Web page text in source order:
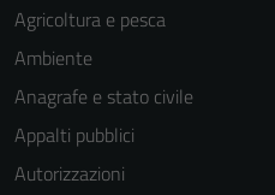
Agricoltura e pesca
Ambiente
Anagrafe e stato civile
Appalti pubblici
Autorizzazioni